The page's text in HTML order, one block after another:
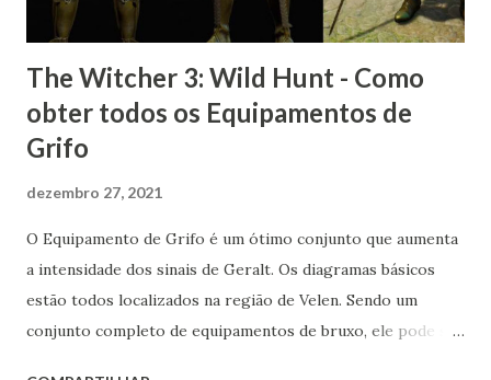
The Witcher 3: Wild Hunt - Como
obter todos os Equipamentos de
Grifo
dezembro 27, 2021
O Equipamento de Grifo é um ótimo conjunto que aumenta
a intensidade dos sinais de Geralt. Os diagramas básicos
estão todos localizados na região de Velen. Sendo um
conjunto completo de equipamentos de bruxo, ele pode ser